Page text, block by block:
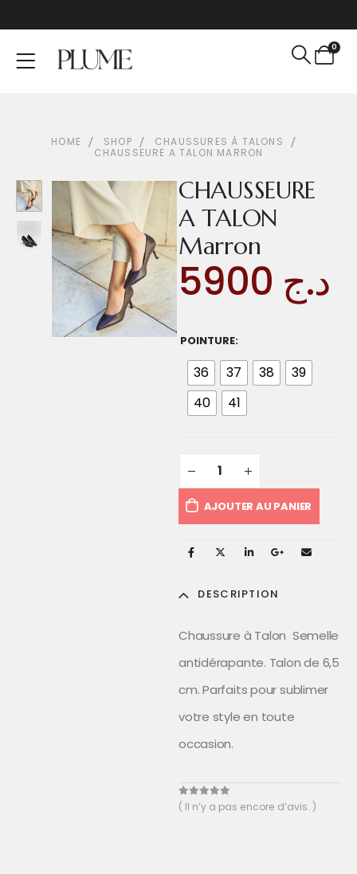
0
HOME SHOP
CHAUSSURES À TALONS
CHAUSSEURE A TALON MARRON
CHAUSSEURE
A TALON
Marron
د.ج
POINTURE
36 37 38
39
40
41
AJOUTER AU PANIER
DESCRIPTION
Chaussure à Talon Semelle
antidérapante. Talon de 6,5
cm. Parfaits pour sublimer
votre style en toute
occasion.
0out of 5
( Il n’y a pas encore d’avis. )